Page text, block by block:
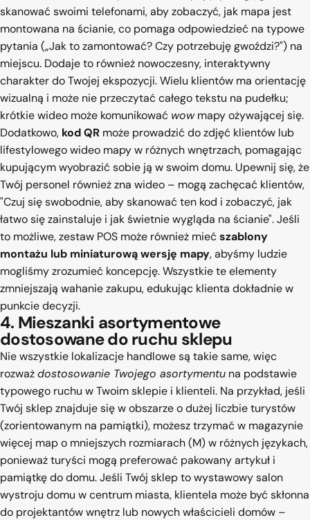
skanować swoimi telefonami, aby zobaczyć, jak mapa jest
montowana na ścianie, co pomaga odpowiedzieć na typowe
pytania („Jak to zamontować? Czy potrzebuję gwoździ?") na
miejscu. Dodaje to również nowoczesny, interaktywny
charakter do Twojej ekspozycji. Wielu klientów ma orientację
wizualną i może nie przeczytać całego tekstu na pudełku;
krótkie wideo może komunikować wowmapy ożywającej się.
Dodatkowo, kod QR może prowadzić do zdjęć klientów lub
lifestylowego wideo mapy w różnych wnętrzach, pomagając
kupującym wyobrazić sobie ją w swoim domu. Upewnij się, że
Twój personel również zna wideo – mogą zachęcać klientów,
"Czuj się swobodnie, aby skanować ten kod i zobaczyć, jak
łatwo się zainstaluje i jak świetnie wygląda na ścianie". Jeśli
to możliwe, zestaw POS może również miećszablony
montażu lub miniaturową wersję mapy, abyśmy ludzie
mogliśmy zrozumieć koncepcję. Wszystkie te elementy
zmniejszają wahanie zakupu, edukując klienta dokładnie w
punkcie decyzji.
4. Mieszanki asortymentowe
dostosowane do ruchu sklepu
Nie wszystkie lokalizacje handlowe są takie same, więc
rozważdostosowanie Twojego asortymentu na podstawie
typowego ruchu w Twoim sklepie i klienteli. Na przykład, jeśli
Twój sklep znajduje się w obszarze o dużej liczbie turystów
(zorientowanym na pamiątki), możesz trzymać w magazynie
więcej map o mniejszych rozmiarach (M) w różnych językach,
ponieważ turyści mogą preferować pakowany artykuł i
pamiątkę do domu. Jeśli Twój sklep to wystawowy salon
wystroju domu w centrum miasta, klientela może być skłonna
do projektantów wnętrz lub nowych właścicieli domów –